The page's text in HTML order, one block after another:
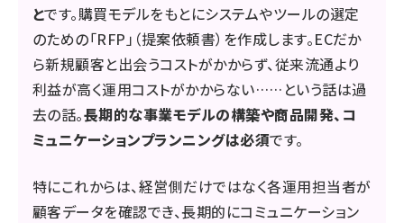
とです。購買モデルをもとにシステムやツールの選定
のための「RFP」（提案依頼書）を作成します。ECだか
ら新規顧客と出会うコストがかからず、従来流通より
利益が高く運用コストがかからない……という話は過
去の話。長期的な事業モデルの構築や商品開発、コ
ミュニケーションプランニングは必須です。
特にこれからは、経営側だけではなく各運用担当者が
顧客データを確認でき、長期的にコミュニケーション